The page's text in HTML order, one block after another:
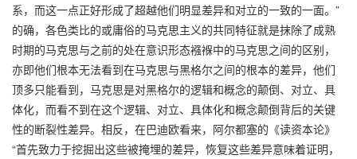
系，而这一点正好形成了超越他们明显差异和对立的一致的一面。”
的确，各色类比的或庸俗的马克思主义的共同特征就是抹除了成熟
时期的马克思与之前的处在意识形态襁褓中的马克思之间的区别，
亦即他们根本无法看到在马克思与黑格尔之间的根本的差异，他们
顶多只能看到，马克思是对黑格尔的逻辑和概念的颠倒、对立、具
体化，而看不到在这个逻辑、对立、具体化和概念颠倒背后的关键
性的断裂性差异。相反，在巴迪欧看来，阿尔都塞的《读资本论》
“首先致力于挖掘出这些被掩埋的差异，恢复这些差异意味着证明，